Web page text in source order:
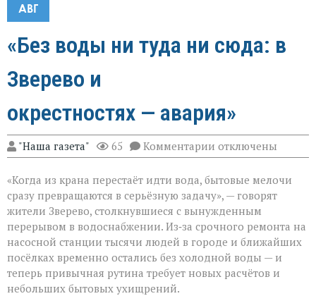
АВГ
«Без воды ни туда ни сюда: в
Зверево и
окрестностях — авария»
"Наша газета" 65 Комментарии к
записи
воды
ни
туда
ни
сюда:
в
Зверево
и
окрестностях —
отключены
«Когда из крана перестаёт идти вода, бытовые мелочи
сразу превращаются в серьёзную задачу», — говорят
жители Зверево, столкнувшиеся с вынужденным
перерывом в водоснабжении. Из‑за срочного ремонта на
насосной станции тысячи людей в городе и ближайших
посёлках временно остались без холодной воды — и
теперь привычная рутина требует новых расчётов и
небольших бытовых ухищрений.